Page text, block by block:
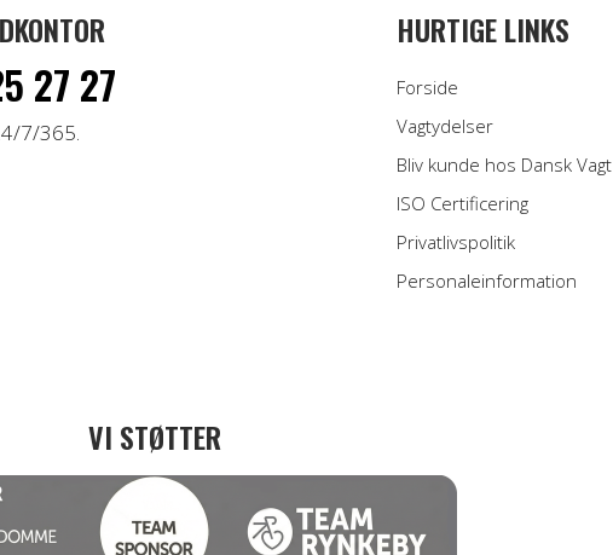
27 27
7/365.
HURTIGE LINKS
Forside
Vagtydelser
Bliv kunde hos Dansk Vagt
ISO Certificering
Privatlivspolitik
Personaleinformation
VI STØTTER